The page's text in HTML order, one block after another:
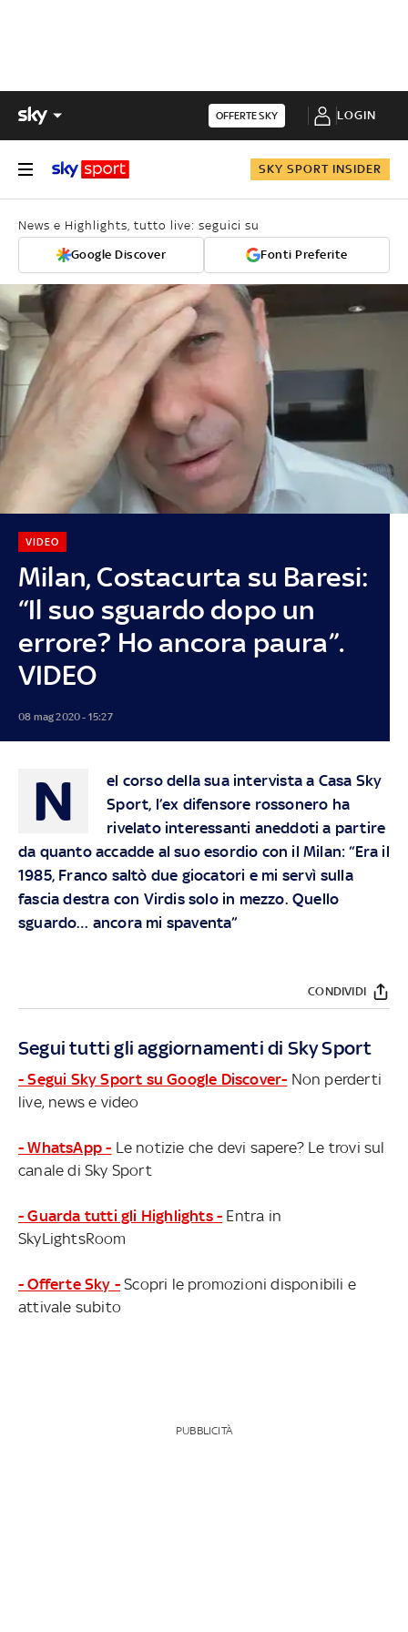
OFFERTE SKY LOGIN
SKY SPORT INSIDER
News e Highlights, tutto live: seguici su
Google Discover Fonti Preferite
Milan, Costacurta su Baresi:
“Il suo sguardo dopo un
errore? Ho ancora paura”.
VIDEO
VIDEO
08 mag 2020 - 15:27
N
el corso della sua intervista a Casa Sky
Sport, l’ex difensore rossonero ha
rivelato interessanti aneddoti a partire
da quanto accadde al suo esordio con il Milan: “Era il
1985, Franco saltò due giocatori e mi servì sulla
fascia destra con Virdis solo in mezzo. Quello
sguardo… ancora mi spaventa”
CONDIVIDI
Segui tutti gli aggiornamenti di Sky Sport
- Segui Sky Sport su Google Discover- Non perderti
live, news e video
- WhatsApp - Le notizie che devi sapere? Le trovi sul
canale di Sky Sport
- Guarda tutti gli Highlights - Entra in
SkyLightsRoom
- Offerte Sky - Scopri le promozioni disponibili e
attivale subito
PUBBLICITÀ